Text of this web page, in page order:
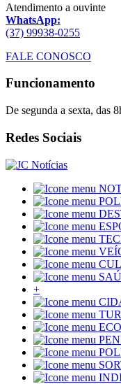
Atendimento a ouvinte
WhatsApp:
(37) 99938-0255
FALE CONOSCO
Funcionamento
De segunda a sexta, das
Redes Sociais
+